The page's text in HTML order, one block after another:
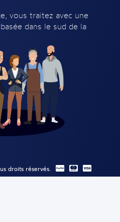
vous traitez avec une
dans le sud de la
droits réservés.